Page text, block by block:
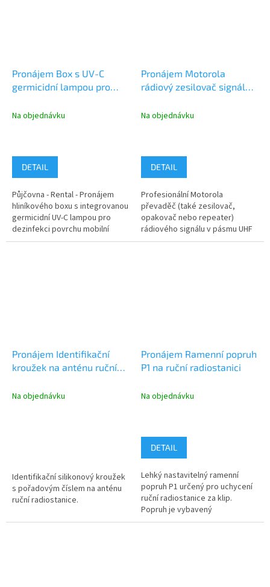
Pronájem Box s UV-C
germicidní lampou pro
techniky
Na objednávku
DETAIL
Půjčovna - Rental - Pronájem
hliníkového boxu s integrovanou
germicidní UV-C lampou pro
dezinfekci povrchu mobilní
radiokomunikační techniky....
Pronájem Motorola
rádiový zesilovač signálu
Na objednávku
DETAIL
Profesionální Motorola
převaděč (také zesilovač,
opakovač nebo repeater)
rádiového signálu v pásmu UHF
403 - 470 MHz pro Digitální a
Pronájem Identifikační
kroužek na anténu ruční
Na objednávku
Identifikační silikonový kroužek
s pořadovým číslem na anténu
ruční radiostanice.
Pronájem Ramenní popruh
P1 na ruční radiostanici
Na objednávku
DETAIL
Lehký nastavitelný ramenní
popruh P1 určený pro uchycení
ruční radiostanice za klip.
Popruh je vybavený
nastavitelným popruhem ve